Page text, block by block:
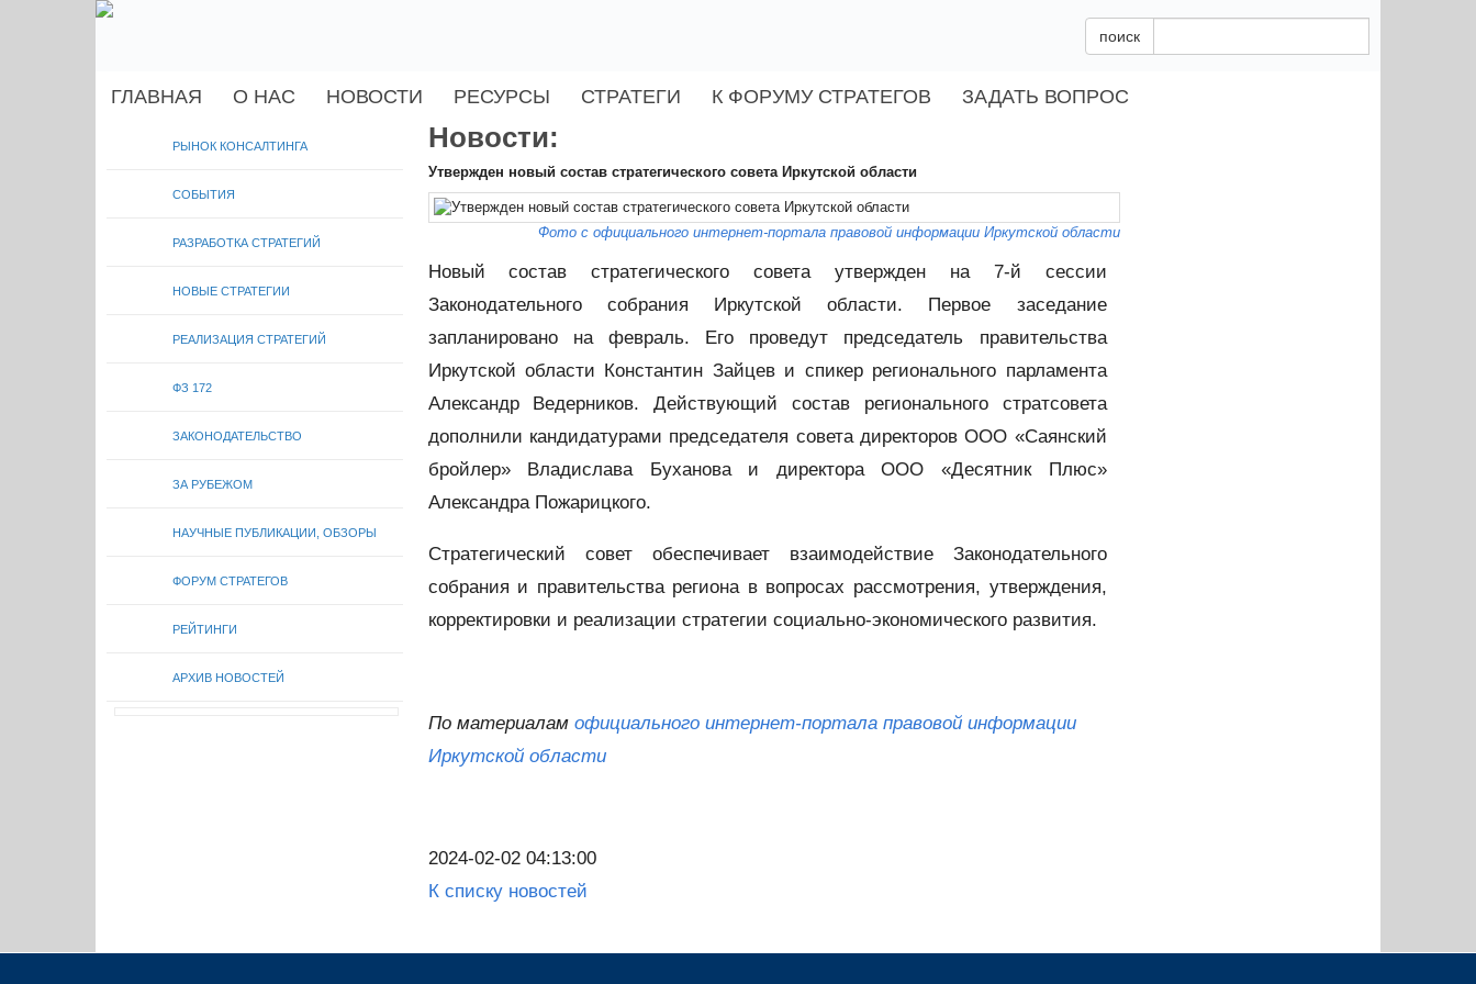
поиск
ГЛАВНАЯ О НАС НОВОСТИ РЕСУРСЫ СТРАТЕГИ К ФОРУМУ СТРАТЕГОВ ЗАДАТЬ ВОПРОС
РЫНОК КОНСАЛТИНГА
СОБЫТИЯ
РАЗРАБОТКА СТРАТЕГИЙ
НОВЫЕ СТРАТЕГИИ
РЕАЛИЗАЦИЯ СТРАТЕГИЙ
ФЗ 172
ЗАКОНОДАТЕЛЬСТВО
ЗА РУБЕЖОМ
НАУЧНЫЕ ПУБЛИКАЦИИ, ОБЗОРЫ
ФОРУМ СТРАТЕГОВ
РЕЙТИНГИ
АРХИВ НОВОСТЕЙ
Новости:
Утвержден новый состав стратегического совета Иркутской области
Фото с официального интернет-портала правовой информации Иркутской области
Новый состав стратегического совета утвержден на 7-й сессии
Законодательного собрания Иркутской области. Первое заседание
запланировано на февраль. Его проведут председатель правительства
Иркутской области Константин Зайцев и спикер регионального парламента
Александр Ведерников. Действующий состав регионального стратсовета
дополнили кандидатурами председателя совета директоров ООО «Саянский
бройлер» Владислава Буханова и директора ООО «Десятник Плюс»
Александра Пожарицкого.
Стратегический совет обеспечивает взаимодействие Законодательного
собрания и правительства региона в вопросах рассмотрения, утверждения,
корректировки и реализации стратегии социально-экономического развития.
По материалам официального интернет-портала правовой информации
Иркутской области
2024-02-02 04:13:00
К списку новостей